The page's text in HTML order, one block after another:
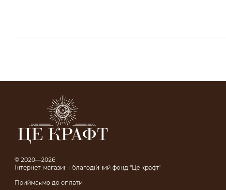
© 2020—2026
Інтернет-магазин і благодійний фонд "Це крафт"-
Приймаємо до оплати